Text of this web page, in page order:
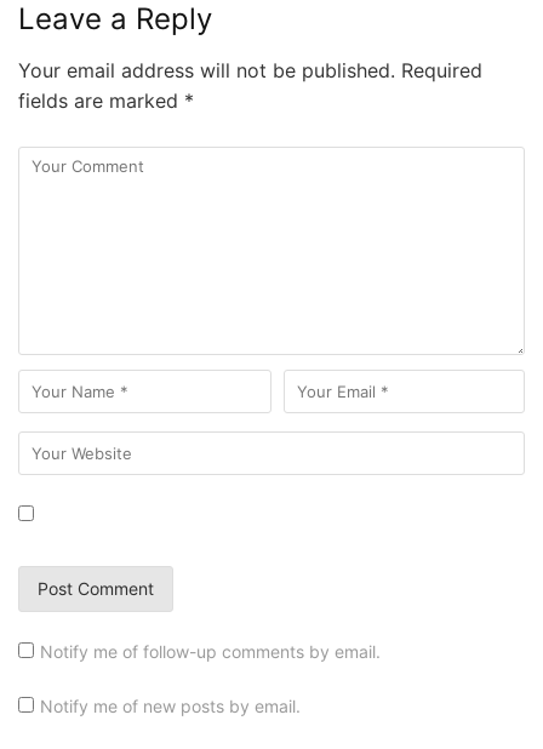
Leave a Reply
Your email address will not be published. Required
fields are marked *
Notify me of follow-up comments by email.
Notify me of new posts by email.